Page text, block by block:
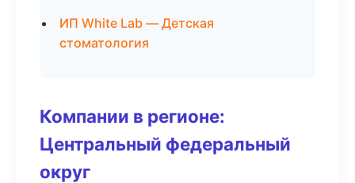
ИП White Lab — Детская
стоматология
Компании в регионе:
Центральный федеральный
округ